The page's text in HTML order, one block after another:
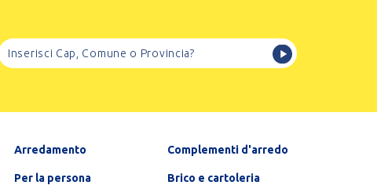
Arredamento Complementi d'arredo
Per la persona Brico e cartoleria